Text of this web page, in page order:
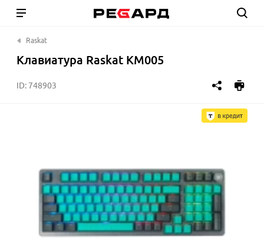
Raskat
Клавиатура Raskat KM005
ID: 748903